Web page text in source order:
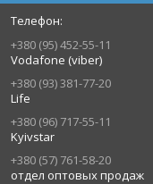
+380 (95) 452-55-11
Vodafone (viber)
+380 (93) 381-77-20
Life
+380 (96) 717-55-11
Kyivstar
+380 (57) 761-58-20
отдел оптовых продаж